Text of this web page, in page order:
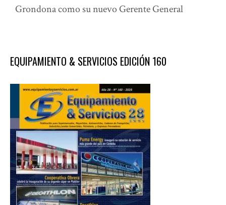
Grondona como su nuevo Gerente General
EQUIPAMIENTO & SERVICIOS EDICIÓN 160